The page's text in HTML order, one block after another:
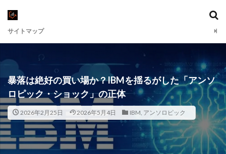
サイトマップ
暴落は絶好の買い場か？IBMを揺るがした「アンソ
ロピック・ショック」の正体
2026年2月25日 2026年5月4日 IBM, アンソロピック